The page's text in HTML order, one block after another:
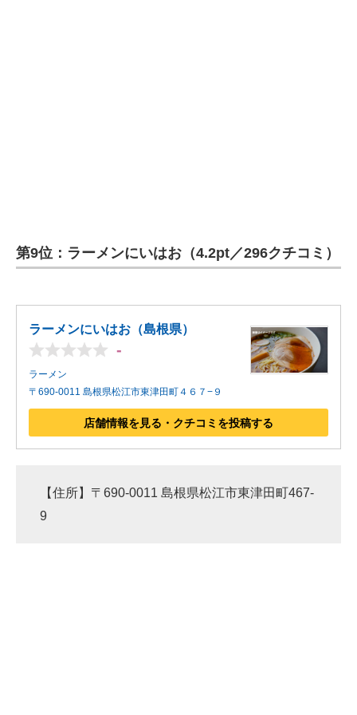
第9位：ラーメンにいはお（4.2pt／296クチコミ）
ラーメンにいはお（島根県）
-
ラーメン
〒690-0011 島根県松江市東津田町４６７−９
店舗情報を見る・クチコミを投稿する
【住所】〒690-0011 島根県松江市東津田町467-
9